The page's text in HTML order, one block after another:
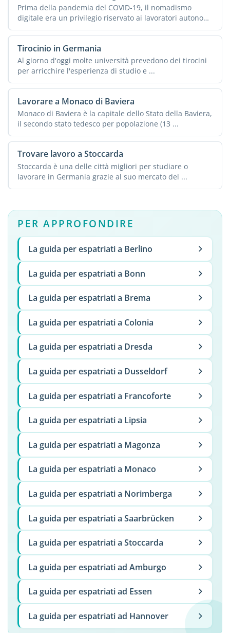
Prima della pandemia del COVID-19, il nomadismo
digitale era un privilegio riservato ai lavoratori autonomi
o agli ...
Tirocinio in Germania
Al giorno d'oggi molte università prevedono dei tirocini
per arricchire l'esperienza di studio e ...
Lavorare a Monaco di Baviera
Monaco di Baviera è la capitale dello Stato della Baviera,
il secondo stato tedesco per popolazione (13 ...
Trovare lavoro a Stoccarda
Stoccarda è una delle città migliori per studiare o
lavorare in Germania grazie al suo mercato del ...
PER APPROFONDIRE
La guida per espatriati a Berlino
La guida per espatriati a Bonn
La guida per espatriati a Brema
La guida per espatriati a Colonia
La guida per espatriati a Dresda
La guida per espatriati a Dusseldorf
La guida per espatriati a Francoforte
La guida per espatriati a Lipsia
La guida per espatriati a Magonza
La guida per espatriati a Monaco
La guida per espatriati a Norimberga
La guida per espatriati a Saarbrücken
La guida per espatriati a Stoccarda
La guida per espatriati ad Amburgo
La guida per espatriati ad Essen
La guida per espatriati ad Hannover